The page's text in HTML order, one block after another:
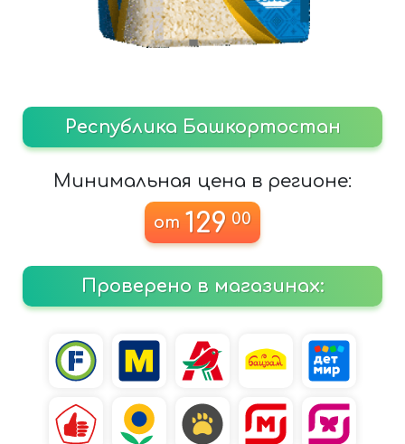
Республика Башкортостан
Минимальная цена в регионе:
от 129 00
Проверено в магазинах: